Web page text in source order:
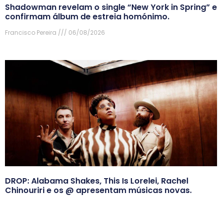
Shadowman revelam o single “New York in Spring” e
confirmam álbum de estreia homónimo.
Francisco Pereira 06/08/2026
DROP: Alabama Shakes, This Is Lorelei, Rachel
Chinouriri e os @ apresentam músicas novas.